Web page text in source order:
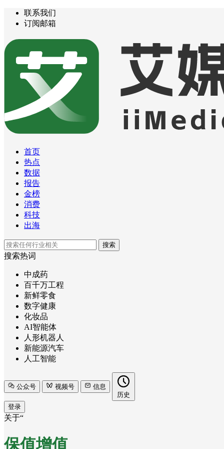
联系我们
订阅邮箱
首页
热点
数据
报告
金榜
消费
科技
出海
搜索
搜索热词
中成药
百千万工程
新鲜零食
数字健康
化妆品
AI智能体
人形机器人
新能源汽车
人工智能
公众号 视频号
信息
历史
登录
关于“
保值增值